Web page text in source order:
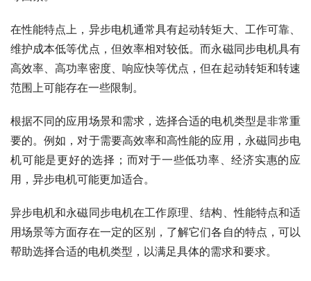
在性能特点上，异步电机通常具有起动转矩大、工作可靠、
维护成本低等优点，但效率相对较低。而永磁同步电机具有
高效率、高功率密度、响应快等优点，但在起动转矩和转速
范围上可能存在一些限制。
根据不同的应用场景和需求，选择合适的电机类型是非常重
要的。例如，对于需要高效率和高性能的应用，永磁同步电
机可能是更好的选择；而对于一些低功率、经济实惠的应
用，异步电机可能更加适合。
异步电机和永磁同步电机在工作原理、结构、性能特点和适
用场景等方面存在一定的区别，了解它们各自的特点，可以
帮助选择合适的电机类型，以满足具体的需求和要求。